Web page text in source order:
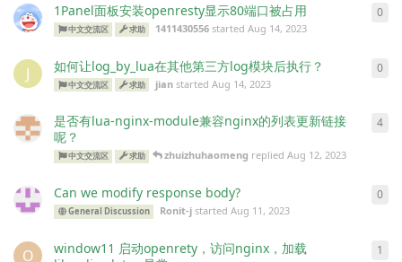
1Panel面板安装openresty显示80端口被占用
中文交流区 求助 1411430556 startedAug 14, 2023
0
J 如何让log_by_lua在其他第三方log模块后执行？
中文交流区 求助 jian startedAug 14, 2023
0
是否有lua-nginx-module兼容nginx的列表更新链接
呢？
中文交流区 求助 zhuizhuhaomeng repliedAug 12, 2023
4
Can we modify response body?
General Discussion Ronit-j startedAug 11, 2023
0
O
window11 启动openrety，访问nginx，加载
1